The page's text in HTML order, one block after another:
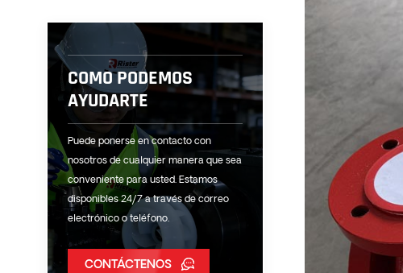
COMO PODEMOS
AYUDARTE
Puede ponerse en contacto con
nosotros de cualquier manera que sea
conveniente para usted. Estamos
disponibles 24/7 a través de correo
electrónico o teléfono.
CONTÁCTENOS